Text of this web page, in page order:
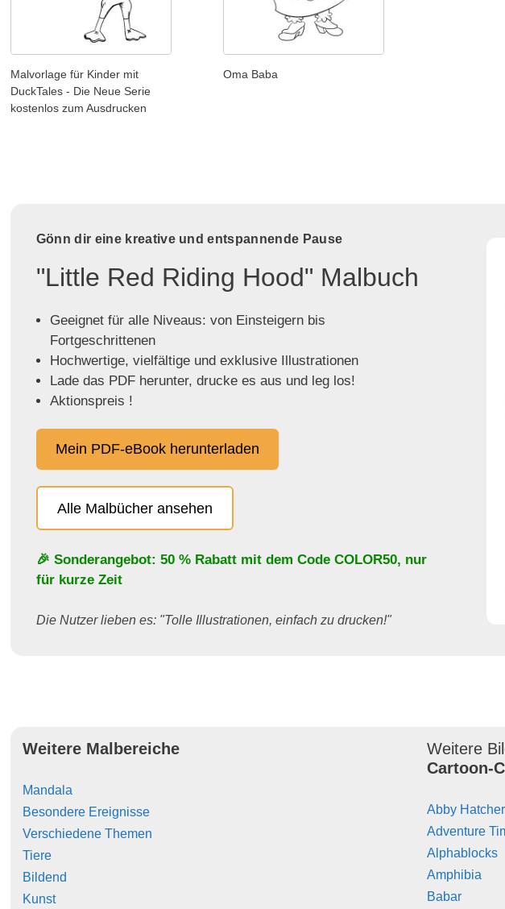
Malvorlage für Kinder mit
DuckTales - Die Neue Serie
kostenlos zum Ausdrucken
Oma Baba
Gönn dir eine kreative und entspannende Pause
"Little Red Riding Hood" Malbuch
Geeignet für alle Niveaus: von Einsteigern bis
Fortgeschrittenen
Hochwertige, vielfältige und exklusive Illustrationen
Lade das PDF herunter, drucke es aus und leg los!
Aktionspreis !
Mein PDF-eBook herunterladen
Alle Malbücher ansehen
🎉 Sonderangebot: 50 % Rabatt mit dem Code COLOR50, nur
für kurze Zeit
Die Nutzer lieben es: "Tolle Illustrationen, einfach zu drucken!"
Weitere Malbereiche
Mandala
Besondere Ereignisse
Verschiedene Themen
Tiere
Bildend
Kunst
Weitere
Cartoon-
Abby Hatcher
Adventure
Alphablocks
Amphibia
Babar